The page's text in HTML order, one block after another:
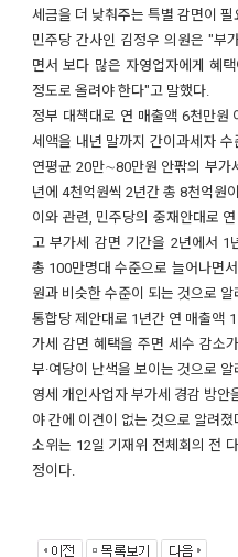
세금을 더 낮춰주는 특별 감면이
민주당 간사인 김정우 의원은 "부
면서 보다 많은 자영업자에게 혜
정도로 올려야 한다"고 말했다.
정부 대책대로 연 매출액 6천만원
세액을 내년 말까지 간이과세자
연평균 20만∼80만원 안팎의 부가
년에 4천억원씩 2년간 총 8천억원
이와 관련, 민주당의 중재안대로
고 부가세 감면 기간을 2년에서 1
총 100만명대 수준으로 늘어나면
원과 비슷한 수준이 되는 것으로 알
통합당 제안대로 1년간 연 매출액
가세 감면 혜택을 주면 세수 감소
부·여당이 난색을 보이는 것으로 알
영세 개인사업자 부가세 경감 방안
야 간에 이견이 없는 것으로 알려졌
소위는 12일 기재위 전체회의 전
정이다.